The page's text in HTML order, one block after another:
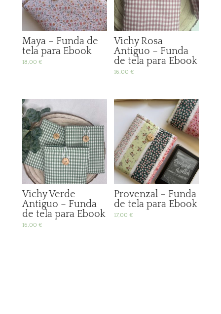
Maya – Funda de
tela para Ebook
18,00 €
Vichy Rosa
Antiguo – Funda
de tela para Ebook
16,00€
Vichy Verde
Antiguo – Funda
de tela para Ebook
16,00 €
Provenzal – Funda
de tela para Ebook
17,00€